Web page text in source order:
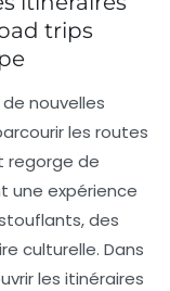
trips
nouvelles
les routes
regorge de
une expérience
des
culturelle. Dans
les itinéraires